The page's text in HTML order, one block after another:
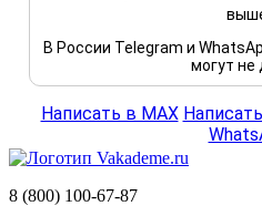
В России Telegram и
могут не
Написать в MAX
8 (800) 100-67-87